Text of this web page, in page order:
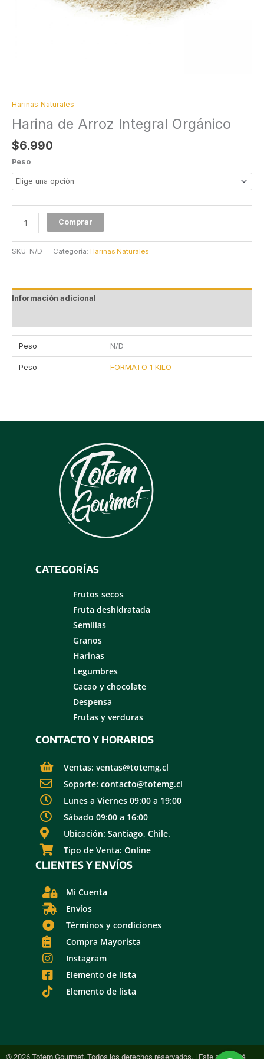
Harinas Naturales
Harina de Arroz Integral Orgánico
$6.990
Peso
Comprar
SKU: N/D Categoría: Harinas Naturales
Información adicional
Peso N/D
Peso FORMATO 1 KILO
CATEGORÍAS
Frutos secos
Fruta deshidratada
Semillas
Granos
Harinas
Legumbres
Cacao y chocolate
Despensa
Frutas y verduras
CONTACTO Y HORARIOS
Ventas: ventas@totemg.cl
Soporte: contacto@totemg.cl
Lunes a Viernes 09:00 a 19:00
Sábado 09:00 a 16:00
Ubicación: Santiago, Chile.
Tipo de Venta: Online
CLIENTES Y ENVÍOS
Mi Cuenta
Envíos
Términos y condiciones
Compra Mayorista
Instagram
Elemento de lista
Elemento de lista
© 2026 Totem Gourmet. Todos los derechos reservados. | Este sitio está